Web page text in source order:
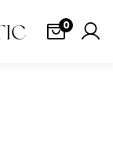
0